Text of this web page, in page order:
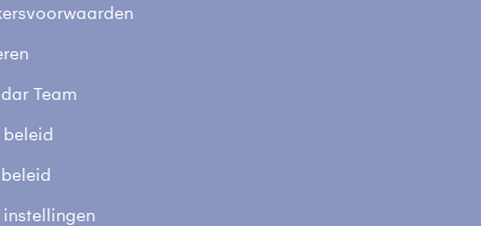
Team
beleid
instellingen